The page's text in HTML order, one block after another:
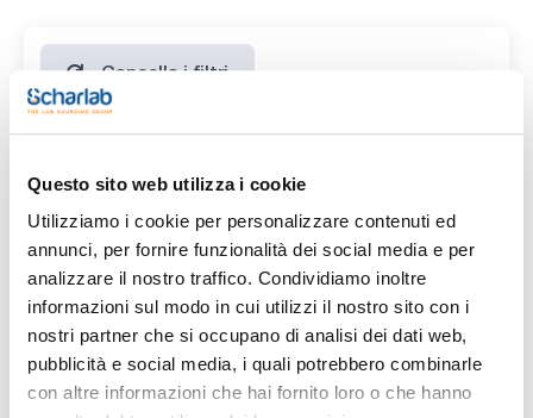
Questo sito web utilizza i cookie
Utilizziamo i cookie per personalizzare contenuti ed
annunci, per fornire funzionalità dei social media e per
analizzare il nostro traffico. Condividiamo inoltre
informazioni sul modo in cui utilizzi il nostro sito con i
nostri partner che si occupano di analisi dei dati web,
pubblicità e social media, i quali potrebbero combinarle
con altre informazioni che hai fornito loro o che hanno
aluminium (Al): max. 0,5 ppm
barium (Ba): max. 0,1 ppm
boron (B): max. 0,02 ppm
cadmium (Cd): max. 0,05 ppm
iron (Fe): max. 0,1 ppm
lead (Pb): max. 0,1 ppm
magnesium (Mg): max. 0,1 ppm
manganese (Mn): max. 0,02 ppm
nickel (Ni): max. 0,02 ppm
tin (Sn): max. 0,1 ppm
aldehydes (as CH3CHO): max. 0,001 %
peroxides (as H2O2): max. 0,0003 %
residue on ignition: max. 0,1 %
water (K.F.): max. 0,03 %
Cancella i filtri
Capacità
x 1 l(1)